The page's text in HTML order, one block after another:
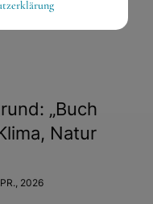
„Buch
Natur
2026
Funktionen
der Website
werden,